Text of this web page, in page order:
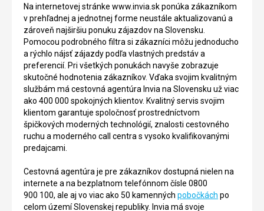
Na internetovej stránke www.invia.sk ponúka zákazníkom
v prehľadnej a jednotnej forme neustále aktualizovanú a
zároveň najširšiu ponuku zájazdov na Slovensku.
Pomocou podrobného filtra si zákazníci môžu jednoducho
a rýchlo nájsť zájazdy podľa vlastných predstáv a
preferencií. Pri všetkých ponukách navyše zobrazuje
skutočné hodnotenia zákazníkov. Vďaka svojim kvalitným
službám má cestovná agentúra Invia na Slovensku už viac
ako 400 000 spokojných klientov. Kvalitný servis svojim
klientom garantuje spoločnosť prostredníctvom
špičkových moderných technológií, znalosti cestovného
ruchu a moderného call centra s vysoko kvalifikovanými
predajcami.
Cestovná agentúra je pre zákazníkov dostupná nielen na
internete a na bezplatnom telefónnom čísle 0800
900 100, ale aj vo viac ako 50 kamenných pobočkách po
celom území Slovenskej republiky. Invia má svoje